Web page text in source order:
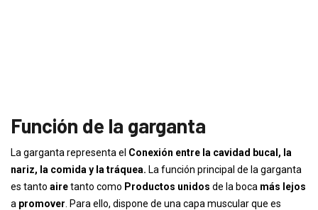
Función de la garganta
La garganta representa el Conexión entre la cavidad bucal, la
nariz, la comida y la tráquea. La función principal de la garganta
es tanto airetanto como Productos unidos de la boca más lejos
a promover . Para ello, dispone de una capa muscular que es